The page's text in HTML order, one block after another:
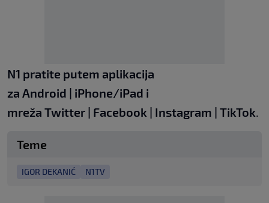
N1 pratite putem aplikacija
za Android | iPhone/iPad i
mreža Twitter | Facebook | Instagram | TikTok.
Teme
IGOR DEKANIĆ N1TV